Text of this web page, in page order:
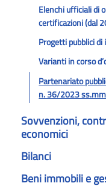
Elenchi ufficiali di
certificazioni (dal
Progetti pubblici
Varianti in corso
Partenariato
n. 36/2023
Sovvenzioni,
economici
Bilanci
Beni immobili e